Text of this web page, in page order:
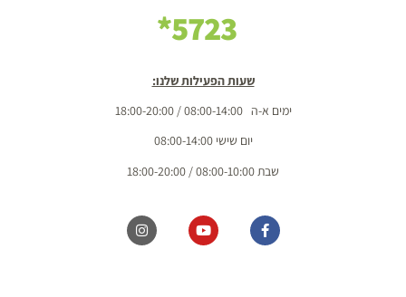
5723*
שעות הפעילות שלנו:
ימים א-ה 08:00-14:00 / 18:00-20:00
יום שישי 08:00-14:00
שבת 08:00-10:00 / 18:00-20:00